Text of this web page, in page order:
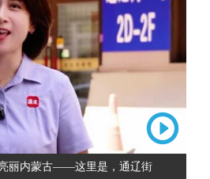
丽内蒙古——这里是，通辽街